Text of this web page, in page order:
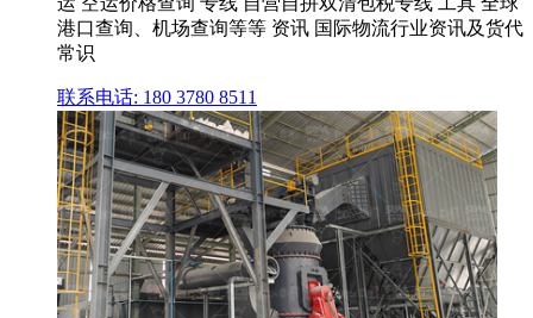
港口查询、机场查询等等 资讯 国际物流行业资讯及货代
常识
联系电话: 180 3780 8511